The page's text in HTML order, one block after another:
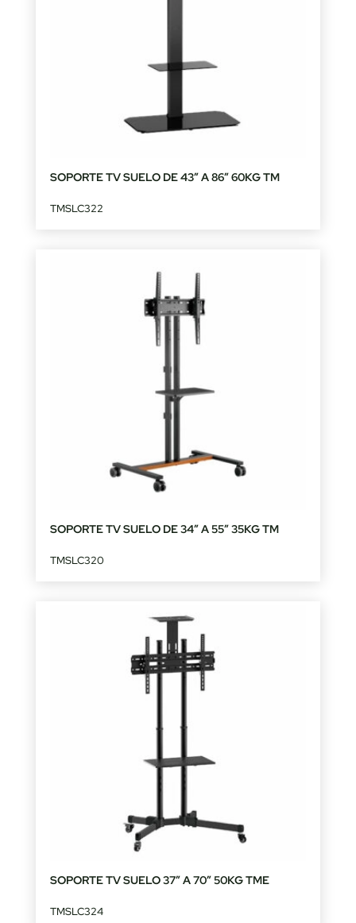
SOPORTE TV SUELO DE 43″ A 86″ 60KG TM
TMSLC322
SOPORTE TV SUELO DE 34″ A 55″ 35KG TM
TMSLC320
SOPORTE TV SUELO 37″ A 70″ 50KG TME
TMSLC324